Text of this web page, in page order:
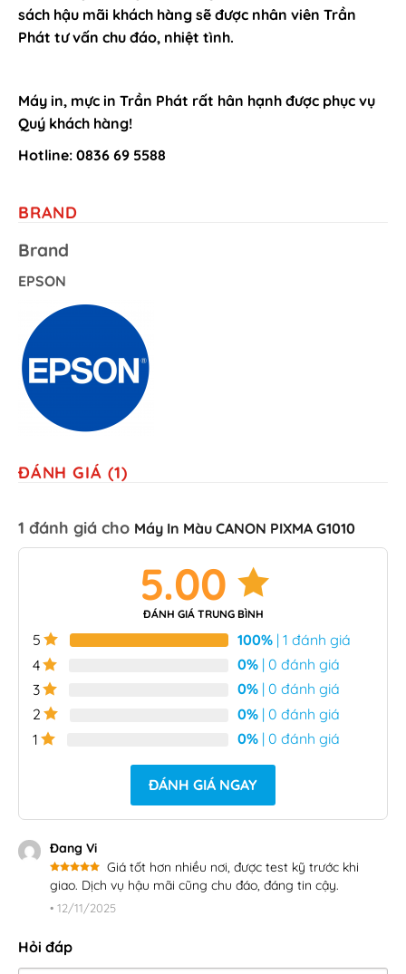
sách hậu mãi khách hàng sẽ được nhân viên Trần
Phát tư vấn chu đáo, nhiệt tình.
Máy in, mực in Trần Phát rất hân hạnh được phục vụ
Quý khách hàng!
Hotline: 0836 69 5588
BRAND
Brand
EPSON
ĐÁNH GIÁ (1)
1 đánh giá cho Máy In Màu CANON PIXMA G1010
5.00
ĐÁNH GIÁ TRUNG BÌNH
5 100% | 1 đánh giá
4
0% | 0 đánh giá
3
0% | 0 đánh giá
2
0% | 0 đánh giá
1
0% | 0 đánh giá
ĐÁNH GIÁ NGAY
Đang Vi
Được xếp
hạng5 5
Giá tốt hơn nhiều nơi, được test kỹ trước khi
giao. Dịch vụ hậu mãi cũng chu đáo, đáng tin cậy.
• 12/11/2025
Hỏi đáp